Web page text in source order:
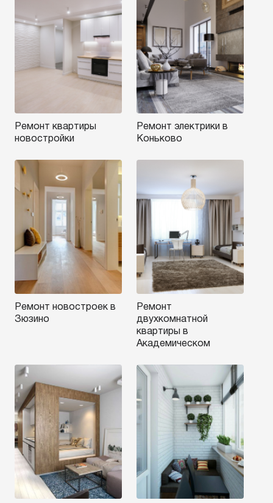
Ремонт квартиры
новостройки
Ремонт электрики в
Коньково
Ремонт новостроек в
Зюзино
Ремонт
двухкомнатной
квартиры в
Академическом